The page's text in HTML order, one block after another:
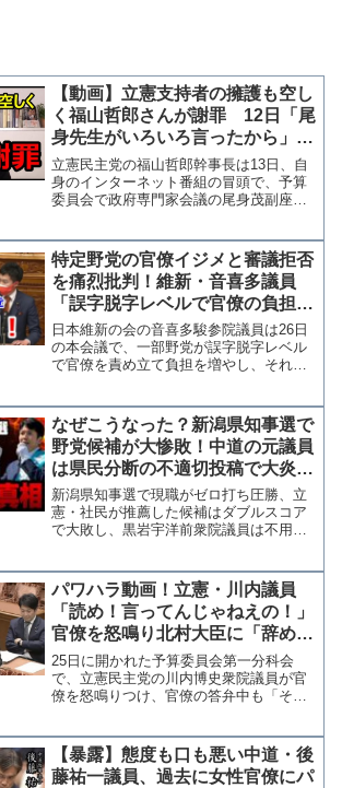
【動画】立憲支持者の擁護も空し
く福山哲郎さんが謝罪 12日「尾
身先生がいろいろ言ったから」で
大炎上→13日「厳しい口調だっ
た。お詫びする」
立憲民主党の福山哲郎幹事長は13日、自
身のインターネット番組の冒頭で、予算
委員会で政府専門家会議の尾身茂副座長
染者数について尾身副座長に質問した際
に「短くして」「答え...
特定野党の官僚イジメと審議拒否
を痛烈批判！維新・音喜多議員
「誤字脱字レベルで官僚の負担を
増やし、審議拒否で停滞を目論ん
だ」
日本維新の会の音喜多駿参院議員は26日
の本会議で、一部野党が誤字脱字レベル
で官僚を責め立て負担を増やし、それを
不適切なものだと指摘した。喜ぶのは
３％、９７％に嫌われる ...
なぜこうなった？新潟県知事選で
野党候補が大惨敗！中道の元議員
は県民分断の不適切投稿で大炎
上！SNSの使い方に大きな差？
【KSLチャンネル】
新潟県知事選で現職がゼロ打ち圧勝、立
憲・社民が推薦した候補はダブルスコア
で大敗し、黒岩宇洋前衆院議員は不用意
で、どうしてここまでの敗北となったの
か、関係者のショックも大...
パワハラ動画！立憲・川内議員
「読め！言ってんじゃねえの！」
官僚を怒鳴り北村大臣に「辞めま
すってここで言って」→主査に注
意を受ける
25日に開かれた予算委員会第一分科会
で、立憲民主党の川内博史衆院議員が官
僚を怒鳴りつけ、官僚の答弁中も「その
大臣に対しては「早く辞めなさいよ」
「辞めますって言ってくださ...
【暴露】態度も口も悪い中道・後
藤祐一議員、過去に女性官僚にパ